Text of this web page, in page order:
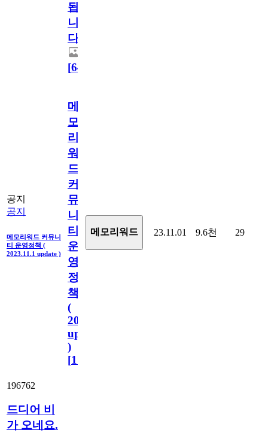
됩
니
다.
[64
공지
공지
메모리워드 커뮤니
티 운영정책 (
2023.11.1 update )
메
모
리
워
드
커
뮤
니
티
운
영
정
책
(
2023.11.1
update
)
[110
메모리워드 23.11.01 9.6천 29
196762
드디어 비
가 오네요.